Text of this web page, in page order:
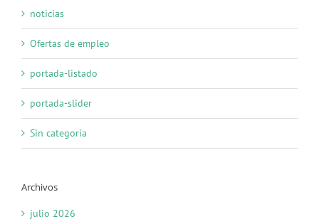
noticias
Ofertas de empleo
portada-listado
portada-slider
Sin categoría
Archivos
julio 2026